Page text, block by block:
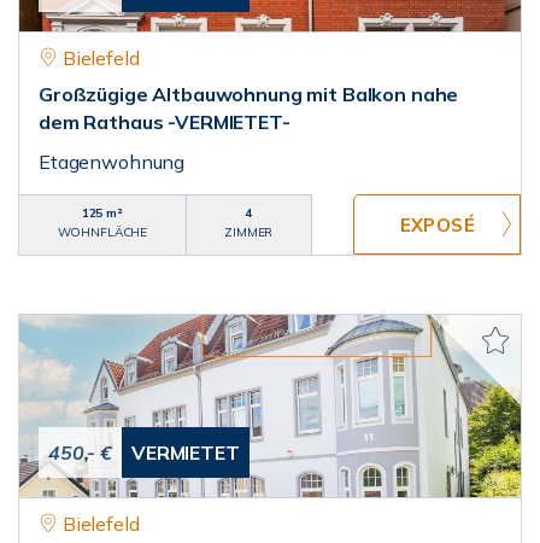
Bielefeld
Großzügige Altbauwohnung mit Balkon nahe
dem Rathaus -VERMIETET-
Etagenwohnung
125 m²
WOHNFLÄCHE
4
ZIMMER
450,- € VERMIETET
Bielefeld